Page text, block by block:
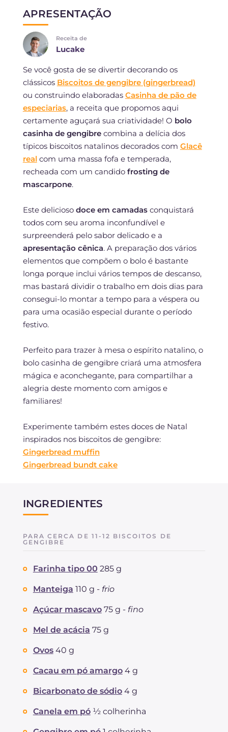
APRESENTAÇÃO
Receita de
Lucake
Se você gosta de se divertir decorando os
clássicos Biscoitos de gengibre (gingerbread)
ou construindo elaboradas Casinha de pão de
especiarias, a receita que propomos aqui
certamente aguçará sua criatividade! O bolo
casinha de gengibrecombina a delícia dos
típicos biscoitos natalinos decorados com Glacê
realcom uma massa fofa e temperada,
recheada com um candido frosting de
mascarpone.
Este delicioso doce em camadasconquistará
todos com seu aroma inconfundível e
surpreenderá pelo sabor delicado e a
apresentação cênica. A preparação dos vários
elementos que compõem o bolo é bastante
longa porque inclui vários tempos de descanso,
mas bastará dividir o trabalho em dois dias para
consegui-lo montar a tempo para a véspera ou
para uma ocasião especial durante o período
festivo.
Perfeito para trazer à mesa o espírito natalino, o
bolo casinha de gengibre criará uma atmosfera
mágica e aconchegante, para compartilhar a
alegria deste momento com amigos e
familiares!
Experimente também estes doces de Natal
inspirados nos biscoitos de gengibre:
Gingerbread muffin
Gingerbread bundt cake
INGREDIENTES
PARA CERCA DE 11-12 BISCOITOS DE
GENGIBRE
Farinha tipo 00 285 g
Manteiga 110 g - frio
Açúcar mascavo 75 g - fino
Mel de acácia 75 g
Ovos 40 g
Cacau em pó amargo 4 g
Bicarbonato de sódio 4 g
Canela em pó ½ colherinha